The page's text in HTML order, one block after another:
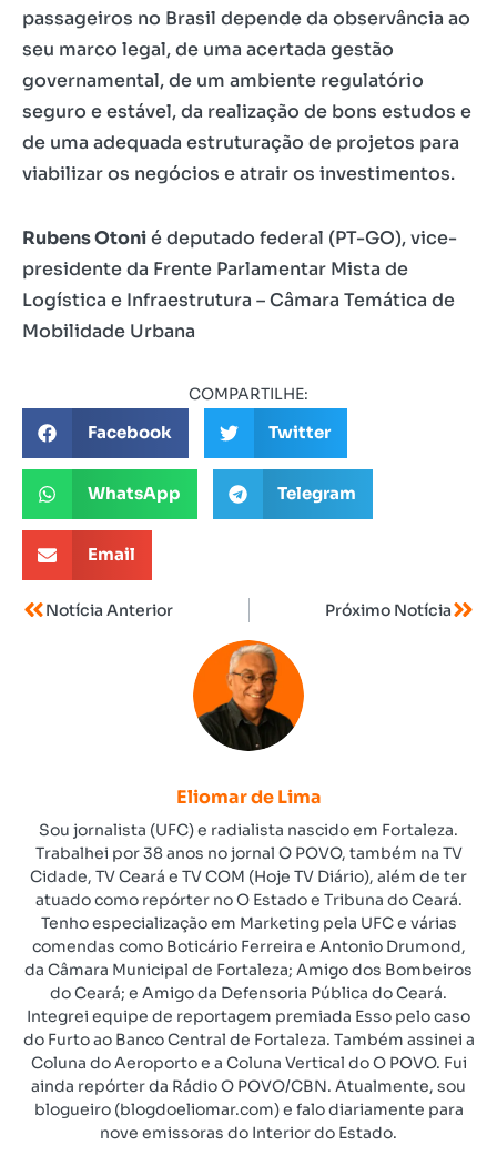
passageiros no Brasil depende da observância ao
seu marco legal, de uma acertada gestão
governamental, de um ambiente regulatório
seguro e estável, da realização de bons estudos e
de uma adequada estruturação de projetos para
viabilizar os negócios e atrair os investimentos.
Rubens Otonié deputado federal (PT-GO), vice-
presidente da Frente Parlamentar Mista de
Logística e Infraestrutura – Câmara Temática de
Mobilidade Urbana
COMPARTILHE:
Facebook Twitter
WhatsApp Telegram
Email
Notícia Anterior Próximo Notícia
Eliomar de Lima
Sou jornalista (UFC) e radialista nascido em Fortaleza.
Trabalhei por 38 anos no jornal O POVO, também na TV
Cidade, TV Ceará e TV COM (Hoje TV Diário), além de ter
atuado como repórter no O Estado e Tribuna do Ceará.
Tenho especialização em Marketing pela UFC e várias
comendas como Boticário Ferreira e Antonio Drumond,
da Câmara Municipal de Fortaleza; Amigo dos Bombeiros
do Ceará; e Amigo da Defensoria Pública do Ceará.
Integrei equipe de reportagem premiada Esso pelo caso
do Furto ao Banco Central de Fortaleza. Também assinei a
Coluna do Aeroporto e a Coluna Vertical do O POVO. Fui
ainda repórter da Rádio O POVO/CBN. Atualmente, sou
blogueiro (blogdoeliomar.com) e falo diariamente para
nove emissoras do Interior do Estado.